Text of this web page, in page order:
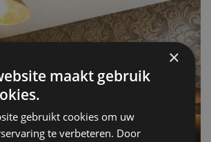
×
maakt gebruik
gebruikt cookies om uw
te verbeteren. Door